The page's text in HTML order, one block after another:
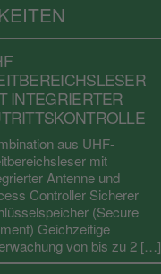
INTEGRIERTER
aus UHF-
mit
Antenne und
Controller Sicherer
(Secure
Geichzeitige
von bis zu 2 […]